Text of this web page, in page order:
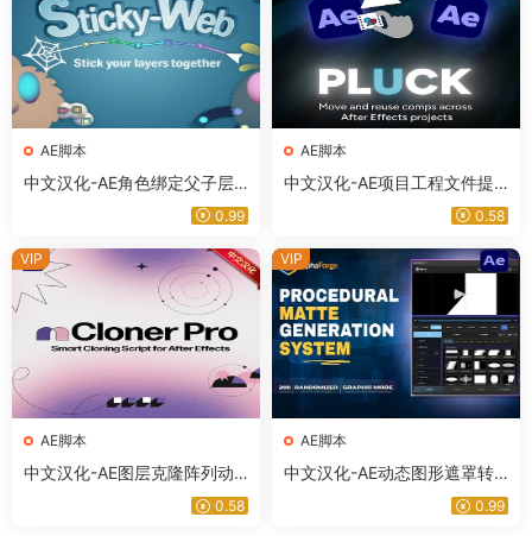
AE脚本
中文汉化-AE角色绑定父子层
级管理脚本 Sticky Web V1.3.
0.99
AE脚本
中文汉化-AE项目工程文件提
取脚本 Pluck V1.5.0 + 使用教
0.58
AE脚本
中文汉化-AE图层克隆阵列动
画脚本 mCloner Pro V2.3 +0.58
VIP
AE脚本
中文汉化-AE动态图形遮罩转
场生成脚本 AlphaForge v1.0.1
0.99
VIP